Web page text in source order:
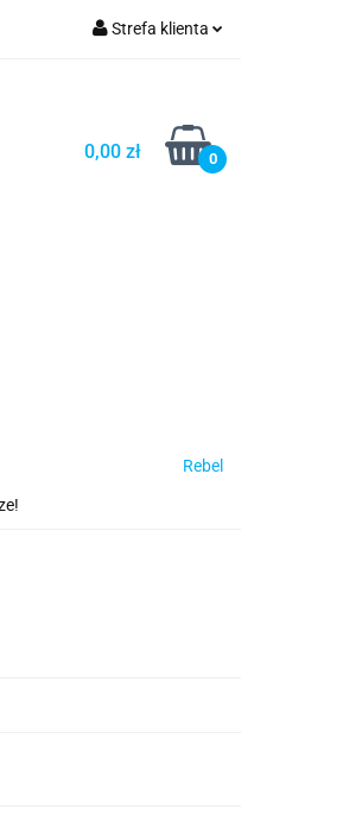
Strefa klienta
Zarejestruj się
Dodaj zgłoszenie
0,00 zł 0
Rebel